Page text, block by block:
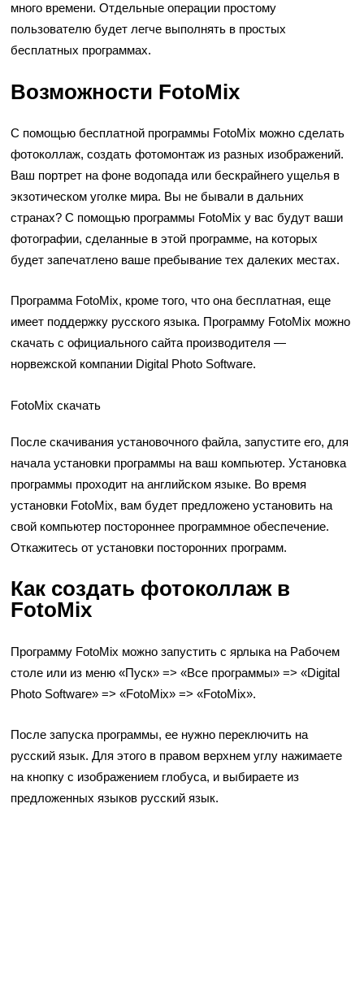
много времени. Отдельные операции простому
пользователю будет легче выполнять в простых
бесплатных программах.
Возможности FotoMix
С помощью бесплатной программы FotoMix можно сделать
фотоколлаж, создать фотомонтаж из разных изображений.
Ваш портрет на фоне водопада или бескрайнего ущелья в
экзотическом уголке мира. Вы не бывали в дальних
странах? С помощью программы FotoMix у вас будут ваши
фотографии, сделанные в этой программе, на которых
будет запечатлено ваше пребывание тех далеких местах.
Программа FotoMix, кроме того, что она бесплатная, еще
имеет поддержку русского языка. Программу FotoMix можно
скачать с официального сайта производителя —
норвежской компании Digital Photo Software.
FotoMix скачать
После скачивания установочного файла, запустите его, для
начала установки программы на ваш компьютер. Установка
программы проходит на английском языке. Во время
установки FotoMix, вам будет предложено установить на
свой компьютер постороннее программное обеспечение.
Откажитесь от установки посторонних программ.
Как создать фотоколлаж в
FotoMix
Программу FotoMix можно запустить с ярлыка на Рабочем
столе или из меню «Пуск» => «Все программы» => «Digital
Photo Software» => «FotoMix» => «FotoMix».
После запуска программы, ее нужно переключить на
русский язык. Для этого в правом верхнем углу нажимаете
на кнопку с изображением глобуса, и выбираете из
предложенных языков русский язык.